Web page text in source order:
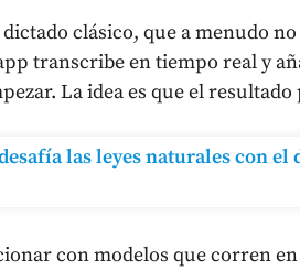
clásico, que a menudo
transcribe en tiempo real y
La idea es que el
las leyes naturales con
con modelos que corren